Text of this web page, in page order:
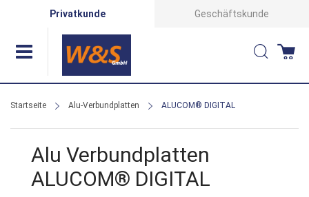
Privatkunde Geschäftskunde
Suche
Startseite Alu-Verbundplatten ALUCOM® DIGITAL
Alu Verbundplatten
ALUCOM® DIGITAL